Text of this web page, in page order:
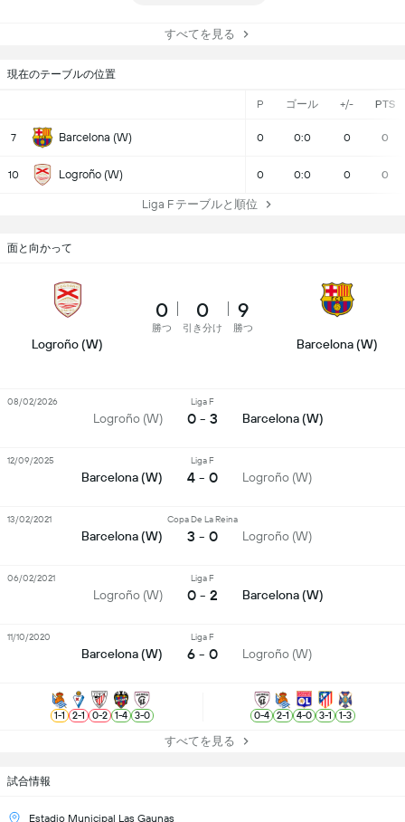
すべてを見る
現在のテーブルの位置
P ゴール +/- PTS
7 Barcelona (W) 0 0:0 0 0
10 Logroño (W) 0 0:0 0 0
Liga F テーブルと順位
試合情報
Estadio Municipal Las Gaunas
面と向かって
Logroño (W)
0
勝つ
0
引き分け
9
勝つ
Barcelona (W)
Logroño (W)
Liga F
0 - 3 Barcelona (W)
08/02/2026
Barcelona (W)
Liga F
4 - 0 Logroño (W)
12/09/2025
Barcelona (W)
Copa De La Reina
3 - 0 Logroño (W)
13/02/2021
Logroño (W)
Liga F
0 - 2 Barcelona (W)
06/02/2021
Barcelona (W)
Liga F
6 - 0 Logroño (W)
11/10/2020
1-1 2-1 0-2 1-4 3-0 0-4 2-1 4-0 3-1 1-3
すべてを見る